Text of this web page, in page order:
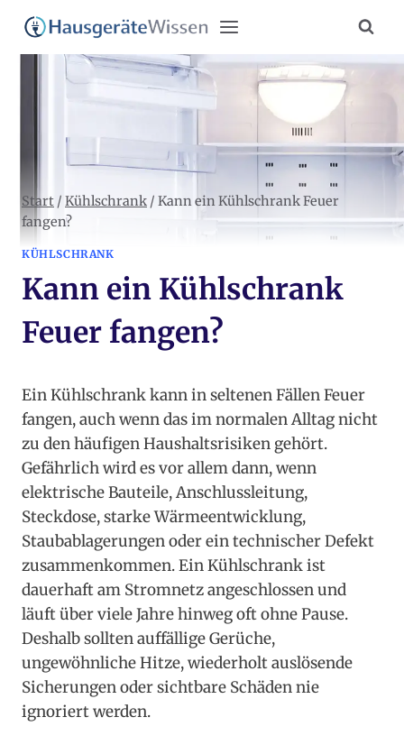
Zum
Inhalt
springen
Start / Kühlschrank / Kann ein Kühlschrank Feuer
fangen?
KÜHLSCHRANK
Kann ein Kühlschrank
Feuer fangen?
Ein Kühlschrank kann in seltenen Fällen Feuer
fangen, auch wenn das im normalen Alltag nicht
zu den häufigen Haushaltsrisiken gehört.
Gefährlich wird es vor allem dann, wenn
elektrische Bauteile, Anschlussleitung,
Steckdose, starke Wärmeentwicklung,
Staubablagerungen oder ein technischer Defekt
zusammenkommen. Ein Kühlschrank ist
dauerhaft am Stromnetz angeschlossen und
läuft über viele Jahre hinweg oft ohne Pause.
Deshalb sollten auffällige Gerüche,
ungewöhnliche Hitze, wiederholt auslösende
Sicherungen oder sichtbare Schäden nie
ignoriert werden.